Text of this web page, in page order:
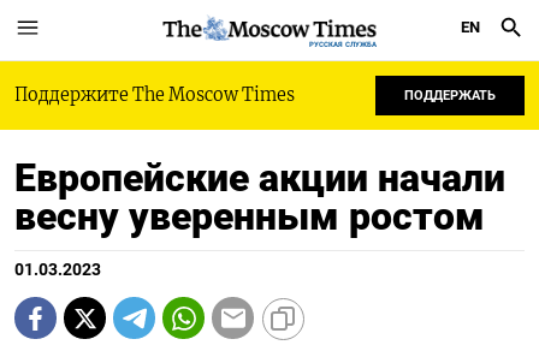
РУССКАЯ СЛУЖБА
EN
Поддержите The Moscow Times ПОДДЕРЖАТЬ
Европейские акции начали
весну уверенным ростом
01.03.2023